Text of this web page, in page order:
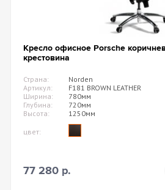
Кресло офисное Porsche
крестовина
Страна:
Norden
Артикул:
F181 BROWN LEATHER
Ширина:
780мм
Глубина:
720мм
Высота:
1250мм
цвет:
77 280 р.